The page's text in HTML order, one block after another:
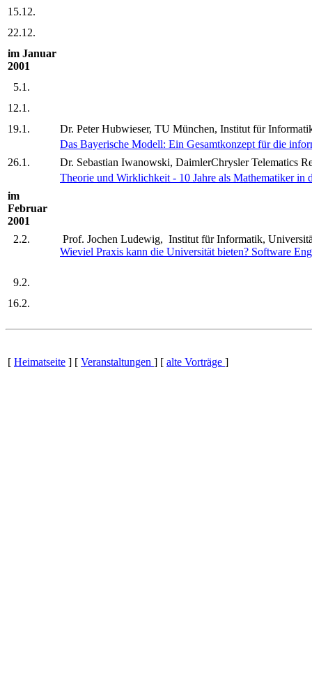
15.12.
22.12.
im Januar
2001
5.1.
12.1.
19.1.
Dr. Peter Hubwieser, TU München, Institut für
Das Bayerische Modell: Ein Gesamtkonzept für die
26.1.
Dr. Sebastian Iwanowski, DaimlerChrysler Telematics
Theorie und Wirklichkeit - 10 Jahre als Mathematiker in
im
Februar
2001
2.2.
Prof. Jochen Ludewig, Institut für Informatik,
Wieviel Praxis kann die Universität bieten? Software
9.2.
16.2.
[ Heimatseite ] [ Veranstaltungen ] [ alte Vorträge ]